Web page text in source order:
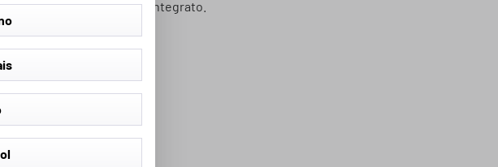
auto con airbag laterale integrato.
un panno umido.